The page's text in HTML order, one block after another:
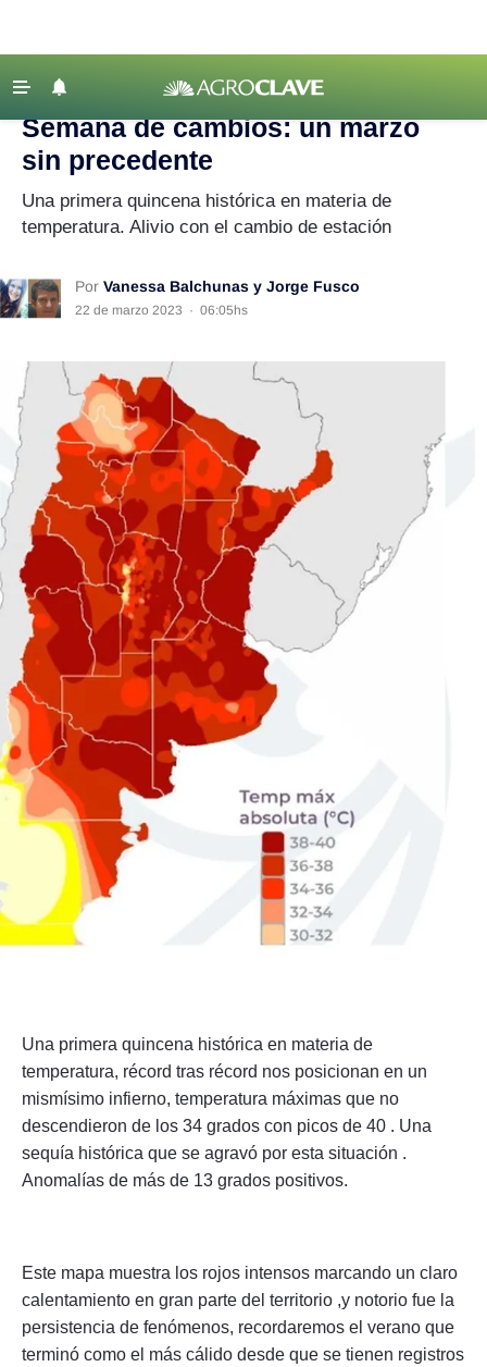
Agricultura
Lechería
Maquinaria agrícola
Regionales
Agronegocios
Mercados
Seguinos
‹ VOLVER
Agroclave Clima | temperaturas
Semana de cambios: un marzo
sin precedente
Una primera quincena histórica en materia de
temperatura. Alivio con el cambio de estación
Por Vanessa Balchunas y Jorge Fusco
22 de marzo 2023 · 06:05hs
Una primera quincena histórica en materia de
temperatura, récord tras récord nos posicionan en un
mismísimo infierno, temperatura máximas que no
descendieron de los 34 grados con picos de 40 . Una
sequía histórica que se agravó por esta situación .
Anomalías de más de 13 grados positivos.
Este mapa muestra los rojos intensos marcando un claro
calentamiento en gran parte del territorio ,y notorio fue la
persistencia de fenómenos, recordaremos el verano que
terminó como el más cálido desde que se tienen registros